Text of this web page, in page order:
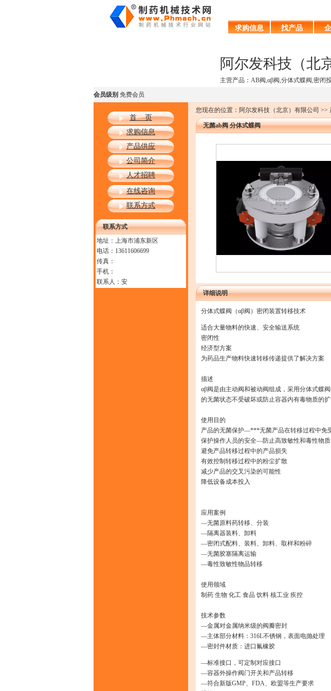
求购信息 找产品
阿尔发科技（北
主营产品：AB阀,αβ阀,分体式蝶阀,密闭
会员级别免费会员
首 页
求购信息
产品供应
公司简介
人才招聘
在线咨询
联系方式
联系方式
地址：上海市浦东新区
电话：13611606699
传真：
手机：
联系人：安
您现在的位置：阿尔发科技（北京）有限公司 >>
无菌ab阀 分体式蝶阀
详细说明
分体式蝶阀（αβ阀）密闭装置转移技术
适合大量物料的快速、安全输送系统
密闭性
经济型方案
为药品生产物料快速转移传递提供了解决方案
描述
αβ阀是由主动阀和被动阀组成，采用分体式蝶
的无菌状态不受破坏或防止容器内有毒物质的扩
使用目的
产品的无菌保护—***无菌产品在转移过程中免
保护操作人员的安全—防止高致敏性和毒性物
避免产品转移过程中的产品损失
有效控制转移过程中的粉尘扩散
减少产品的交叉污染的可能性
降低设备成本投入
应用案例
—无菌原料药转移、分装
—隔离器装料、卸料
—密闭式配料、装料、卸料、取样和粉碎
—无菌胶塞隔离运输
—毒性致敏性物品转移
使用领域
制药 生物 化工 食品 饮料 核工业 疾控
技术参数
—金属对金属纳米级的阀瓣密封
—主体部分材料：316L不锈钢，表面电抛处理
—密封件材质：进口氟橡胶
—标准接口，可定制对应接口
—容器外操作阀门开关和产品转移
—符合新版GMP、FDA、欧盟等生产要求